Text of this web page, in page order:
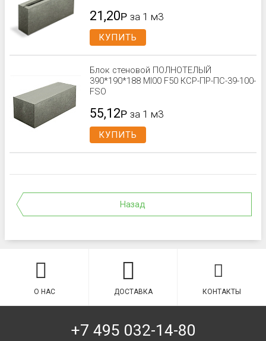
21,20Р за 1 м3
КУПИТЬ
Блок стеновой ПОЛНОТЕЛЫЙ
390*190*188 Ml00 F50 КСР-ПР-ПС-39-100-
FSО
55,12Р за 1 м3
КУПИТЬ
Назад
О НАС ДОСТАВКА КОНТАКТЫ
+7 495 032-14-80